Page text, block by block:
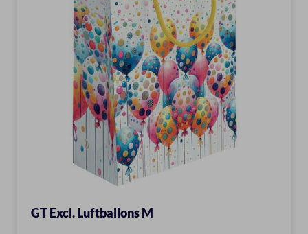
GT Excl. Luftballons M